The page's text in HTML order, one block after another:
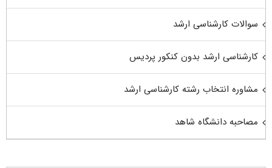
سوالات کارشناسی ارشد
کارشناسی ارشد بدون کنکور پردیس
مشاوره انتخاب رشته کارشناسی ارشد
مصاحبه دانشگاه شاهد